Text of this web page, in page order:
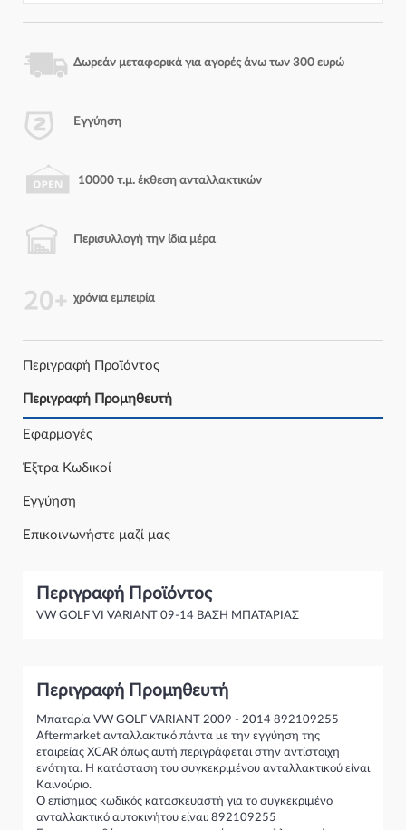
Δωρεάν μεταφορικά για αγορές άνω των 300 ευρώ
Εγγύηση
10000 τ.μ. έκθεση ανταλλακτικών
Περισυλλογή την ίδια μέρα
χρόνια εμπειρία
Περιγραφή Προϊόντος
Περιγραφή Προμηθευτή
Εφαρμογές
Έξτρα Κωδικοί
Εγγύηση
Επικοινωνήστε μαζί μας
Περιγραφή Προϊόντος
VW GOLF VI VARIANT 09-14 ΒΑΣΗ ΜΠΑΤΑΡΙΑΣ
Περιγραφή Προμηθευτή
Μπαταρία VW GOLF VARIANT 2009 - 2014 892109255
Aftermarket ανταλλακτικό πάντα με την εγγύηση της
εταιρείας XCAR όπως αυτή περιγράφεται στην αντίστοιχη
ενότητα. Η κατάσταση του συγκεκριμένου ανταλλακτικού είναι
Καινούριο.
Ο επίσημος κωδικός κατασκευαστή για το συγκεκριμένο
ανταλλακτικό αυτοκινήτου είναι: 892109255